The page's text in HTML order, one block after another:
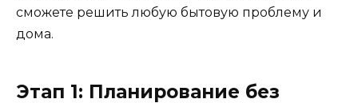
сможете решить любую бытовую проблему и
дома.
Этап 1: Планирование без